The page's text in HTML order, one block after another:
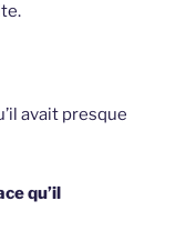
avait presque
qu’il